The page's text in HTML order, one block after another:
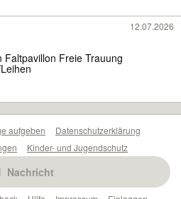
12.07.2026
Faltpavillon Freie Trauung
Nachricht
aufgeben
Datenschutzerklärung
Kinder- und Jugendschutz